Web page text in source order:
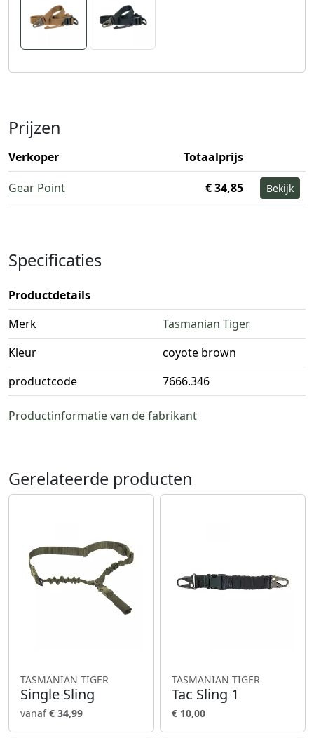
Prijzen
Verkoper
Totaalprijs
Gear Point
€ 34,85 Bekijk
Specificaties
Productdetails
Merk
Tasmanian Tiger
Kleur
coyote brown
productcode
7666.346
Productinformatie van de fabrikant
Gerelateerde producten
TASMANIAN TIGER
Single Sling
vanaf€ 34,99
TASMANIAN TIGER
Tac Sling 1
€ 10,00